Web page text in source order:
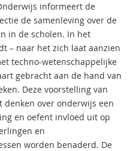
informeert de
de samenleving over de
in de scholen. In het
– naar het zich laat aanzien
techno-wetenschappelijke
gebracht aan de hand van
Deze voorstelling van
denken over onderwijs een
en oefent invloed uit op
en
worden benaderd. De